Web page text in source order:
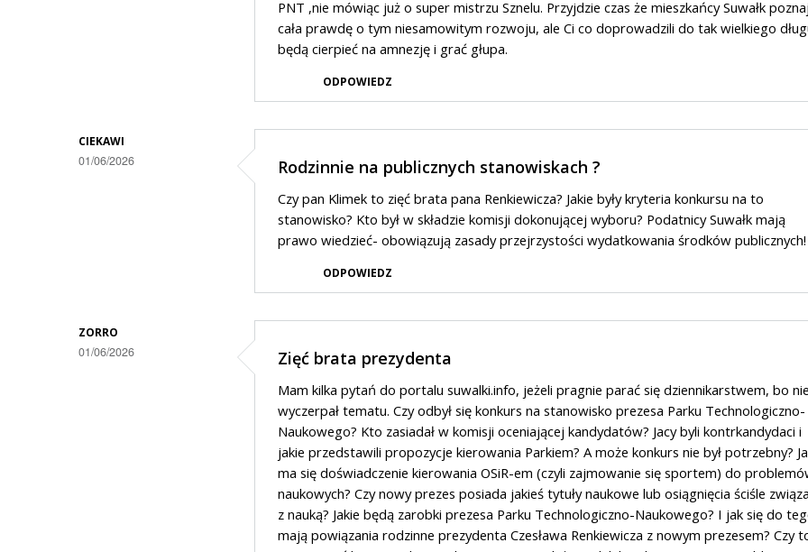
PNT ,nie mówiąc już o super mistrzu Sznelu. Przyjdzie czas że mieszkańcy Suwałk
cała prawdę o tym niesamowitym rozwoju, ale Ci co doprowadzili do tak wielkiego
będą cierpieć na amnezję i grać głupa.
ODPOWIEDZ
CIEKAWI
01/06/2026 Rodzinnie na publicznych stanowiskach ?
Czy pan Klimek to zięć brata pana Renkiewicza? Jakie były kryteria konkursu na to
stanowisko? Kto był w składzie komisji dokonującej wyboru? Podatnicy Suwałk mają
prawo wiedzieć- obowiązują zasady przejrzystości wydatkowania środków publicznych!
ODPOWIEDZ
ZORRO
01/06/2026 Zięć brata prezydenta
Mam kilka pytań do portalu suwalki.info, jeżeli pragnie parać się dziennikarstwem, bo nie
wyczerpał tematu. Czy odbył się konkurs na stanowisko prezesa Parku Technologiczno-
Naukowego? Kto zasiadał w komisji oceniającej kandydatów? Jacy byli kontrkandydaci i
jakie przedstawili propozycje kierowania Parkiem? A może konkurs nie był potrzebny?
ma się doświadczenie kierowania OSiR-em (czyli zajmowanie się sportem) do
naukowych? Czy nowy prezes posiada jakieś tytuły naukowe lub osiągnięcia ściśle
z nauką? Jakie będą zarobki prezesa Parku Technologiczno-Naukowego? I jak się do
mają powiązania rodzinne prezydenta Czesława Renkiewicza z nowym prezesem? Czy